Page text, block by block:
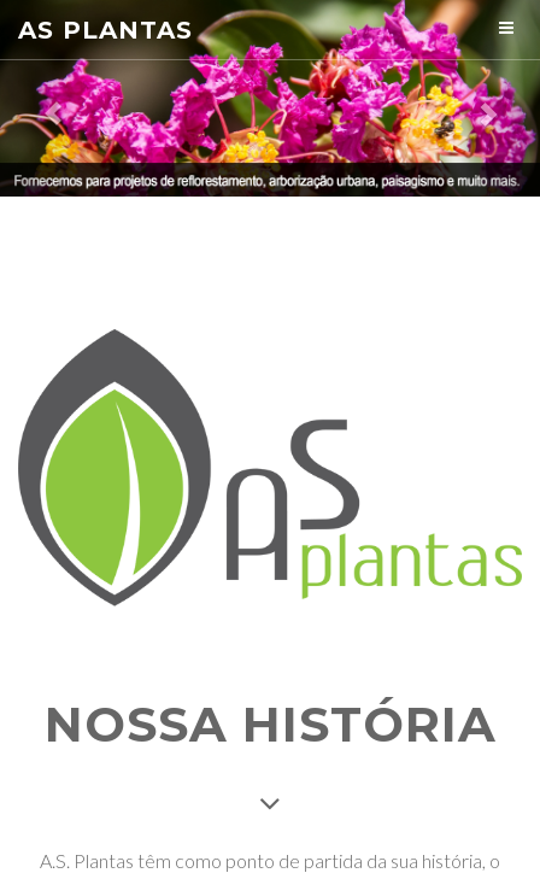
AS PLANTAS
Previous
NOSSA HISTÓRIA
A.S. Plantas têm como ponto de partida da sua história, o